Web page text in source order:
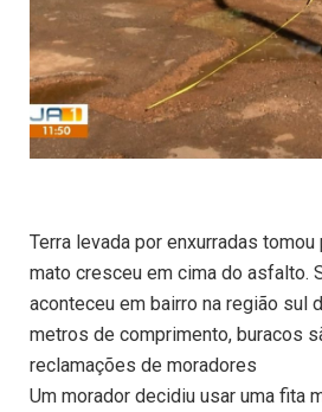
Terra levada por enxurradas
mato cresceu em cima do asfalto.
aconteceu em bairro na região sul
metros de comprimento, buracos
reclamações de moradores
Um morador decidiu usar uma fita